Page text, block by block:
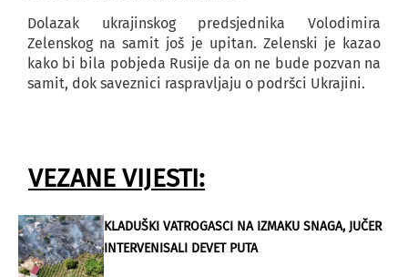
Dolazak ukrajinskog predsjednika Volodimira
Zelenskog na samit još je upitan. Zelenski je kazao
kako bi bila pobjeda Rusije da on ne bude pozvan na
samit, dok saveznici raspravljaju o podršci Ukrajini.
VEZANE VIJESTI:
KLADUŠKI VATROGASCI NA IZMAKU SNAGA, JUČER
INTERVENISALI DEVET PUTA